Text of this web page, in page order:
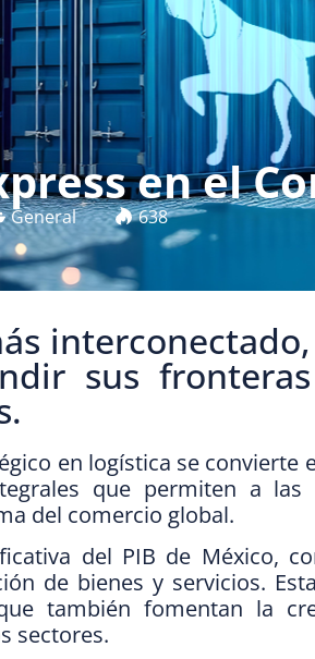
en el
General 638
sus
en logística se convierte
que permiten a las
del comercio global.
del PIB de México,
de bienes y servicios.
también fomentan la
sectores.